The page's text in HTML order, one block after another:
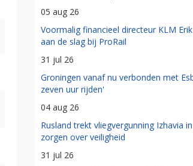
05 aug 26
Voormalig financieel directeur KLM
aan de slag bij ProRail
31 jul 26
Groningen vanaf nu verbonden met
zeven uur rijden'
04 aug 26
Rusland trekt vliegvergunning Izhavia
zorgen over veiligheid
31 jul 26